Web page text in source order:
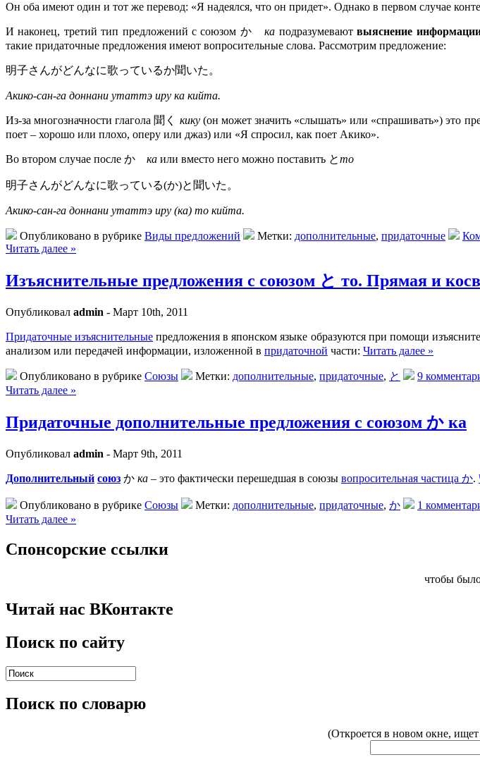
Он оба имеют один и тот же перевод: «Я надеялся, что он придет». Однако в первом случае
И наконец, третий тип предложений с союзом かка подразумеваютвыяснение
такие придаточные предложения имеют вопросительные слова. Рассмотрим предложение:
明子さんがどんなに歌っているか聞いた。
Акико-сан-га доннани утаттэ иру ка кийта.
Из-за многозначности глагола 聞く кику(он может значить «слышать» или «спрашивать») это
поет – хорошо или плохо, оперу или джаз) или «Я спросил, как поет Акико».
Во втором случае после か ка или вместо него можно поставить とто
明子さんがどんなに歌っている(か)と聞いた。
Акико-сан-га доннани утаттэ иру (ка) то кийта.
Опубликовано в рубрике Виды предложений Метки: дополнительные, придаточные
Читать далее »
Изъяснительные предложения с союзом と то. Прямая и
Опубликовал admin - Март 10th, 2011
Придаточные изъяснительные предложения в японском языке образуются при помощи
анализом или передачей информации, изложенной в придаточной части: Читать далее »
Опубликовано в рубрике Союзы Метки: дополнительные, придаточные, と
9
Читать далее »
Придаточные дополнительные предложения с союзом か ка
Опубликовал admin - Март 9th, 2011
Дополнительный союз か ка – это фактически перешедшая в союзы вопросительная частица か.
Опубликовано в рубрике Союзы Метки: дополнительные, придаточные, か
1
Читать далее »
Спонсорские ссылки
чтобы
Читай нас ВКонтакте
Поиск по сайту
Поиск по словарю
(Откроется в новом окне,